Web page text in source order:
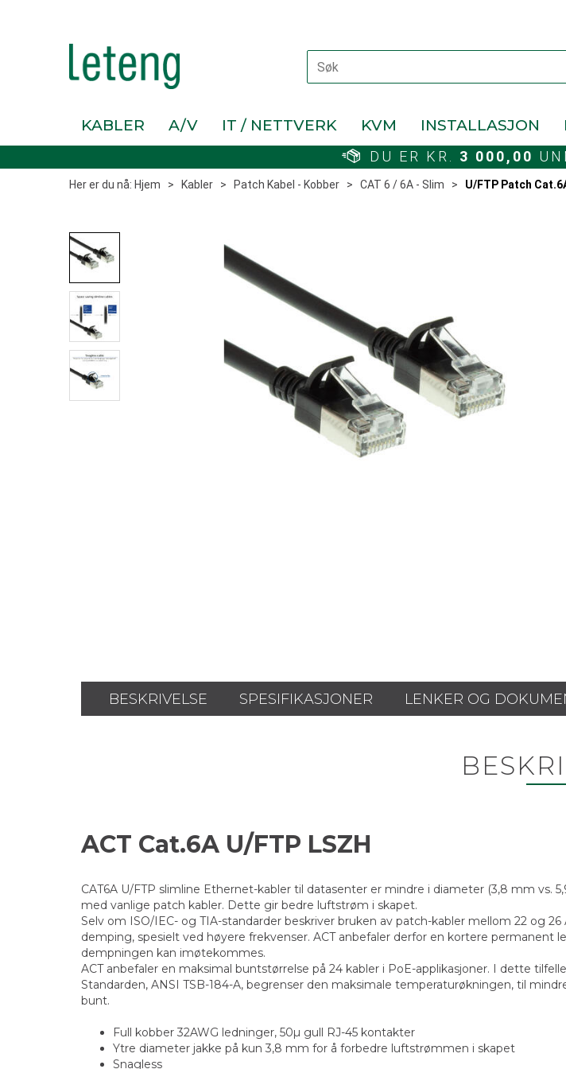
KABLER A/V IT / NETTVERK KVM INSTALLASJON
DU ER KR. 3 000,00
Her er du nå: Hjem > Kabler > Patch Kabel - Kobber > CAT 6 / 6A - Slim > U/FTP Patch
BESKRIVELSE SPESIFIKASJONER LENKER OG
ACT Cat.6A U/FTP LSZH
CAT6A U/FTP slimline Ethernet-kabler til datasenter er mindre i diameter (3,8 mm vs.
med vanlige patch kabler. Dette gir bedre luftstrøm i skapet.
Selv om ISO/IEC- og TIA-standarder beskriver bruken av patch-kabler mellom 22 og
demping, spesielt ved høyere frekvenser. ACT anbefaler derfor en kortere permanent
dempningen kan imøtekommes.
ACT anbefaler en maksimal buntstørrelse på 24 kabler i PoE-applikasjoner. I dette
Standarden, ANSI TSB-184-A, begrenser den maksimale temperaturøkningen, til
bunt.
Full kobber 32AWG ledninger, 50µ gull RJ-45 kontakter
Ytre diameter jakke på kun 3,8 mm for å forbedre luftstrømmen i skapet
Snagless